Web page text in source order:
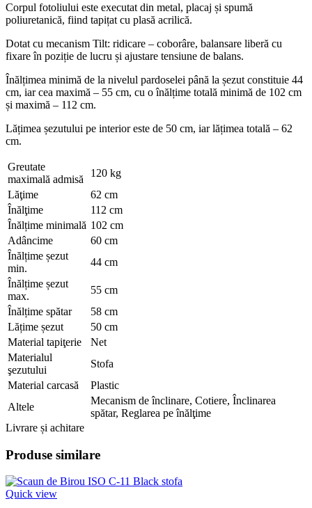
Corpul fotoliului este executat din metal, placaj și spumă
poliuretanică, fiind tapițat cu plasă acrilică.
Dotat cu mecanism Tilt: ridicare – coborâre, balansare liberă cu
fixare în poziție de lucru și ajustare tensiune de balans.
Înălțimea minimă de la nivelul pardoselei până la șezut constituie 44
cm, iar cea maximă – 55 cm, cu o înălțime totală minimă de 102 cm
și maximă – 112 cm.
Lățimea șezutului pe interior este de 50 cm, iar lățimea totală – 62
cm.
Greutate
maximală admisă
120 kg
Lăţime
62 cm
Înălţime
112 cm
Înălțime minimală 102 cm
Adâncime
60 cm
Înălțime șezut
min.
44 cm
Înălțime șezut
max.
55 cm
Înălțime spătar
58 cm
Lățime șezut
50 cm
Material tapiţerie
Net
Materialul
şezutului
Stofa
Material carcasă
Plastic
Altele
Mecanism de înclinare, Сotiere, Înclinarea
spătar, Reglarea pe înălţime
Livrare și achitare
Produse similare
Quick view